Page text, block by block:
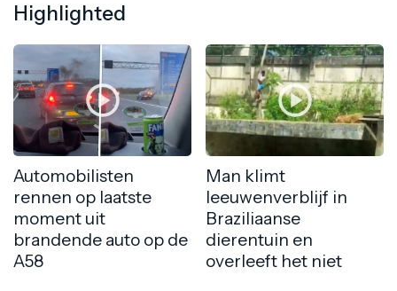
Highlighted
Automobilisten
rennen op laatste
moment uit
brandende auto op de
A58
Man klimt
leeuwenverblijf in
Braziliaanse
dierentuin en
overleeft het niet